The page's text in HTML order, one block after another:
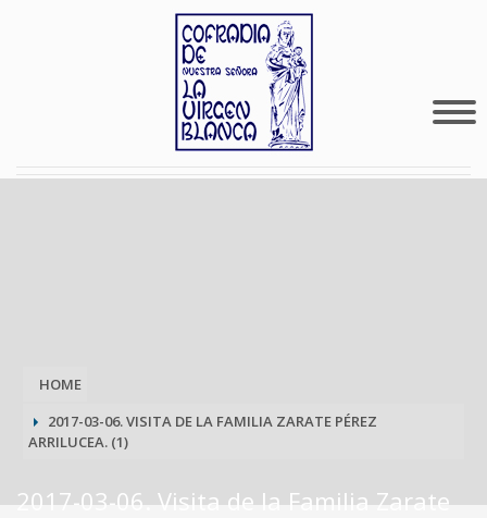
HOME
2017-03-06. VISITA DE LA FAMILIA ZARATE PÉREZ
ARRILUCEA. (1)
2017-03-06. Visita de la Familia Zarate